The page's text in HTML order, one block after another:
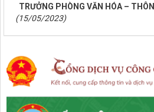
TRƯỞNG PHÒNG VĂN HÓA –
(15/05/2023)